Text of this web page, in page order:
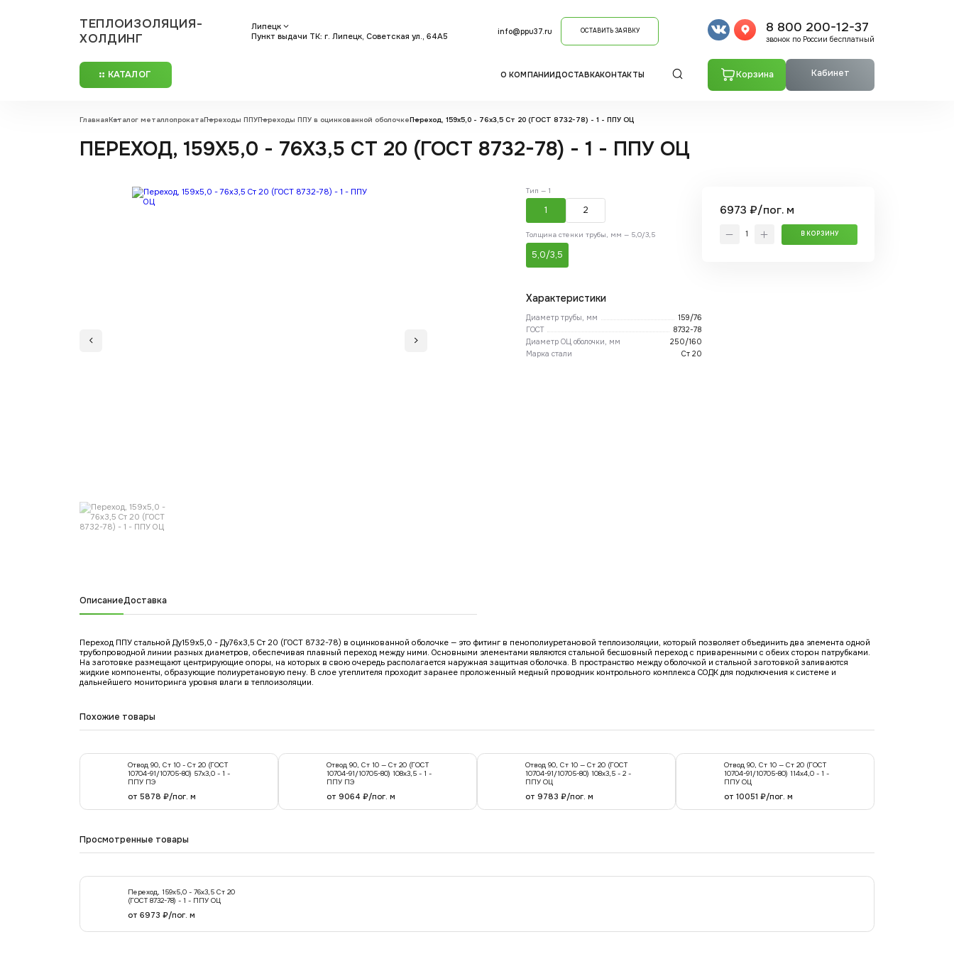
ТЕПЛОИЗОЛЯЦИЯ-
ХОЛДИНГ
Липецк
Пункт выдачи ТК: г. Липецк, Советская ул., 64А5
info@ppu37.ru ОСТАВИТЬ ЗАЯВКУ 8 800 200-12-37
звонок по России бесплатный
КАТАЛОГ О КОМПАНИИДОСТАВКАКОНТАКТЫ Корзина Кабинет
ГлавнаяКаталог металлопрокатаПереходы ППУПереходы ППУ в оцинкованной оболочкеПереход, 159х5,0 - 76x3,5 Ст 20 (ГОСТ 8732-78) - 1 - ППУ ОЦ
ПЕРЕХОД, 159Х5,0 - 76X3,5 СТ 20 (ГОСТ 8732-78) - 1 - ППУ ОЦ
Тип — 1
1 2
Толщина стенки трубы, мм — 5,0/3,5
5,0/3,5
Характеристики
Диаметр трубы, мм
159/76
ГОСТ
8732-78
Диаметр ОЦ оболочки, мм
250/160
Марка стали
Ст 20
6973 ₽/пог. м
В КОРЗИНУ
ОписаниеДоставка
Переход ППУ стальной Ду159х5,0 - Ду76x3,5 Ст 20 (ГОСТ 8732-78) в оцинкованной оболочке — это фитинг в пенополиуретановой теплоизоляции, который позволяет объединить два элемента одной
трубопроводной линии разных диаметров, обеспечивая плавный переход между ними. Основными элементами являются стальной бесшовный переход с приваренными с обеих сторон патрубками.
На заготовке размещают центрирующие опоры, на которых в свою очередь располагается наружная защитная оболочка. В пространство между оболочкой и стальной заготовкой заливаются
жидкие компоненты, образующие полиуретановую пену. В слое утеплителя проходит заранее проложенный медный проводник контрольного комплекса СОДК для подключения к системе и
дальнейшего мониторинга уровня влаги в теплоизоляции.
Похожие товары
Отвод 90, Ст 10 - Ст 20 (ГОСТ
10704-91/10705-80) 57х3,0 - 1 -
ППУ ПЭ
от 5878 ₽/пог. м
Отвод 90, Ст 10 — Ст 20 (ГОСТ
10704-91/10705-80) 108x3,5 - 1 -
ППУ ПЭ
от 9064 ₽/пог. м
Отвод 90, Ст 10 — Ст 20 (ГОСТ
10704-91/10705-80) 108x3,5 - 2 -
ППУ ОЦ
от 9783 ₽/пог. м
Отвод 90, Ст 10 — Ст 20 (ГОСТ
10704-91/10705-80) 114x4,0 - 1 -
ППУ ОЦ
от 10051 ₽/пог. м
Просмотренные товары
Переход, 159х5,0 - 76x3,5 Ст 20
(ГОСТ 8732-78) - 1 - ППУ ОЦ
от 6973 ₽/пог. м